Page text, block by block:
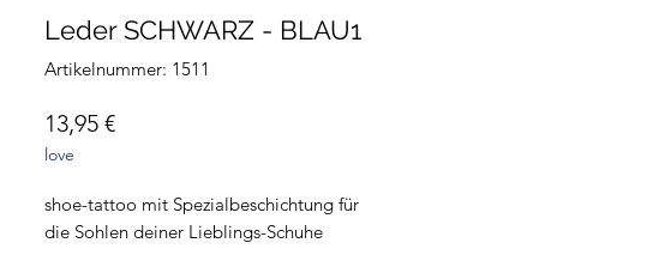
Leder SCHWARZ - BLAU1
Artikelnummer: 1511
13,95 €Preis
love
shoe-tattoo mit Spezialbeschichtung für
die Sohlen deiner Lieblings-Schuhe